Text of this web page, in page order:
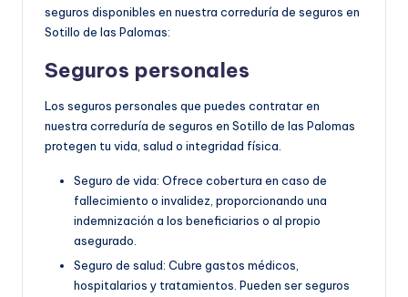
seguros disponibles en nuestra correduría de seguros en
Sotillo de las Palomas:
Seguros personales
Los seguros personales que puedes contratar en
nuestra correduría de seguros en Sotillo de las Palomas
protegen tu vida, salud o integridad física.
Seguro de vida: Ofrece cobertura en caso de
fallecimiento o invalidez, proporcionando una
indemnización a los beneficiarios o al propio
asegurado.
Seguro de salud: Cubre gastos médicos,
hospitalarios y tratamientos. Pueden ser seguros